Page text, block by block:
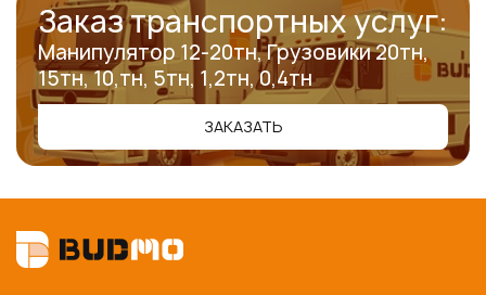
Заказ транспортных услуг:
Манипулятор 12-20тн, Грузовики 20тн,
15тн, 10,тн, 5тн, 1,2тн, 0,4тн
ЗАКАЗАТЬ